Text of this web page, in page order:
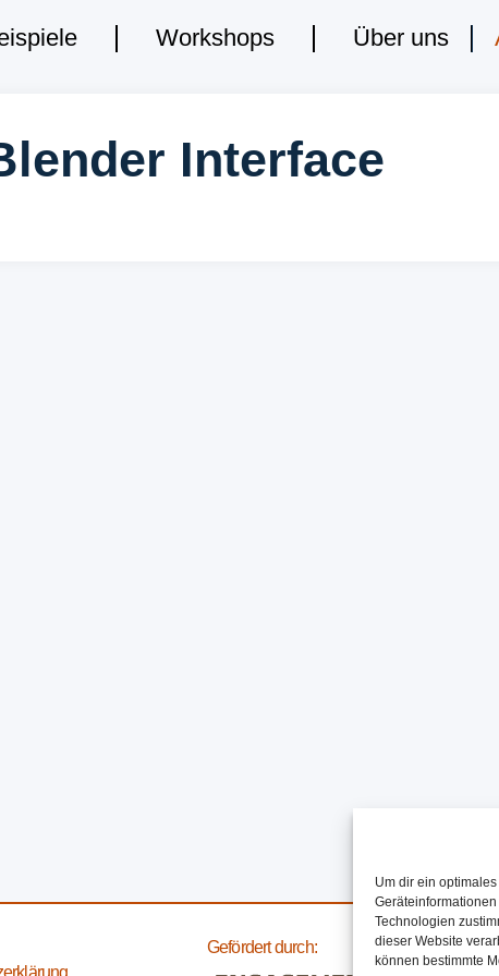
Um dir ein
Technologien
dieser Website
können bestimmte
Workshops Über uns
Workshops Über uns
Interface
Gefördert durch: